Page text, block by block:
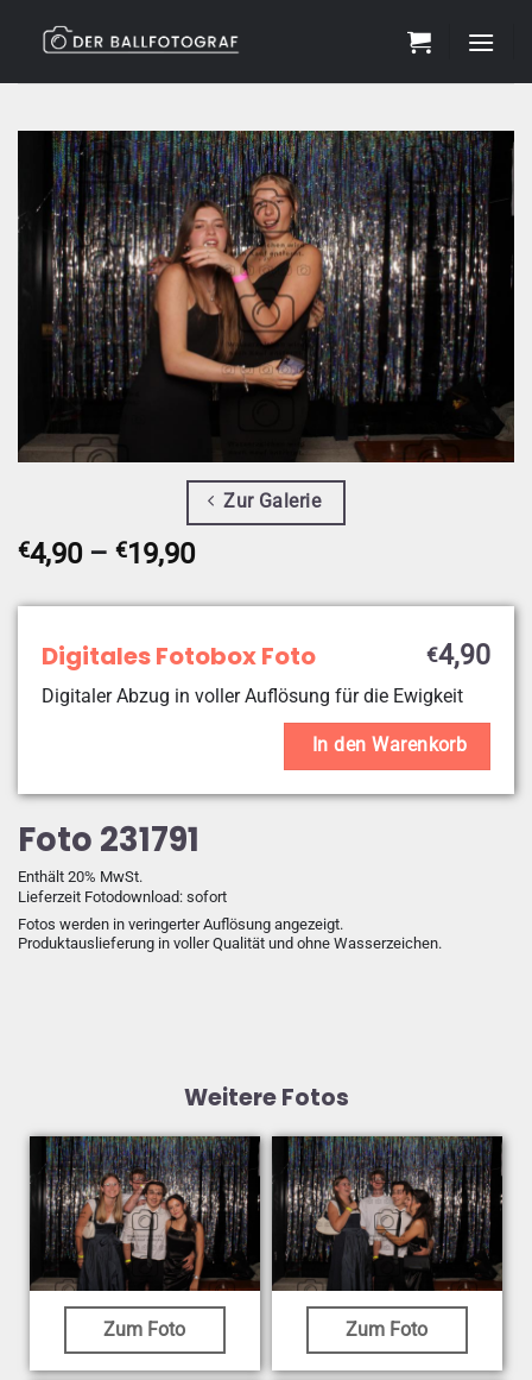
Zur Galerie
Foto 231791
€4,90 – €19,90Preisspanne:
bis
Enthält 20% MwSt.
Lieferzeit Fotodownload: sofort
Fotos werden in veringerter Auflösung angezeigt.
Produktauslieferung in voller Qualität und ohne Wasserzeichen.
Digitales Fotobox Foto €4,90
Digitaler Abzug in voller Auflösung für die Ewigkeit
In den Warenkorb
Weitere Fotos
Zum Foto Zum Foto